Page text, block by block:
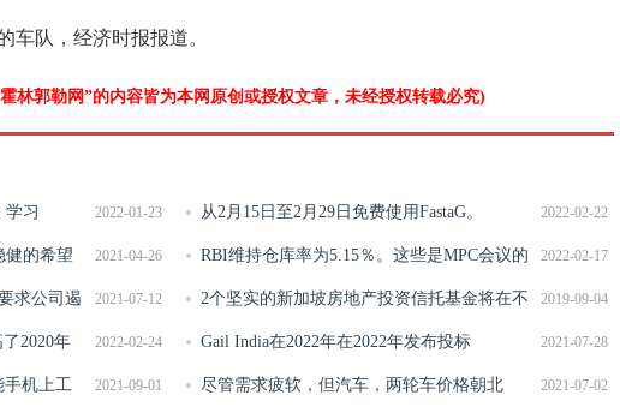
车队，经济时报报道。
林郭勒网”的内容皆为本网原创或授权文章，未经授权转载必究)
2022-01-23
习 2022-02-22
从2月15日至2月29日免费使用FastaG。
2021-04-26
健的希望 2022-02-17
RBI维持仓库率为5.15％。这些是MPC会议的
亮点
2021-07-12
求公司遏 2019-09-04
2个坚实的新加坡房地产投资信托基金将在不
确定性中考虑
2022-02-24
2020年 2021-07-28
Gail India在2022年在2022年发布投标
2021-09-01
手机上工 2021-07-02
尽管需求疲软，但汽车，两轮车价格朝北